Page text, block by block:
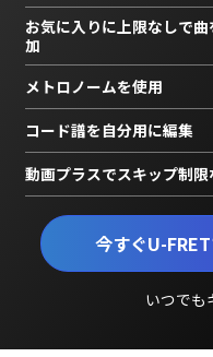
今すぐU-
いつでも
お気に入りに上限なしで曲
加
メトロノームを使用
コード譜を自分用に編集
動画プラスでスキップ制限